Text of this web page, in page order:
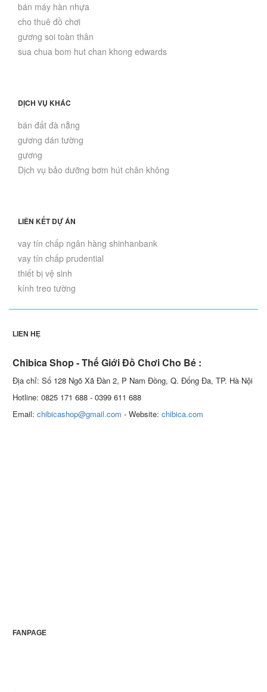
bán máy hàn nhựa
cho thuê đồ chơi
gương soi toàn thân
sua chua bom hut chan khong edwards
DỊCH VỤ KHÁC
bán đất đà nẵng
gương dán tường
gương
Dịch vụ bảo dưỡng bơm hút chân không
LIÊN KẾT DỰ ÁN
vay tín chấp ngân hàng shinhanbank
vay tín chấp prudential
thiết bị vệ sinh
kính treo tường
LIÊN HỆ
Chibica Shop - Thế Giới Đồ Chơi Cho Bé :
Địa chỉ: Số 128 Ngõ Xã Đàn 2, P Nam Đồng, Q. Đống Đa, TP. Hà Nội
Hotline: 0825 171 688 - 0399 611 688
Email:chibicashop@gmail.com - Website:chibica.com
FANPAGE